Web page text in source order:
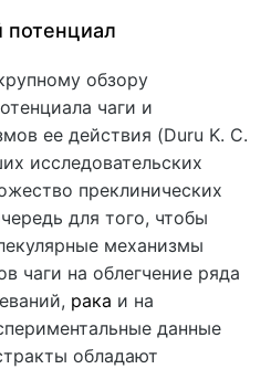
потенциал
обзору
чаги и
ее действия (Duru K. C.
исследовательских
преклинических
для того, чтобы
механизмы
чаги на облегчение ряда
рака и на
данные
обладают